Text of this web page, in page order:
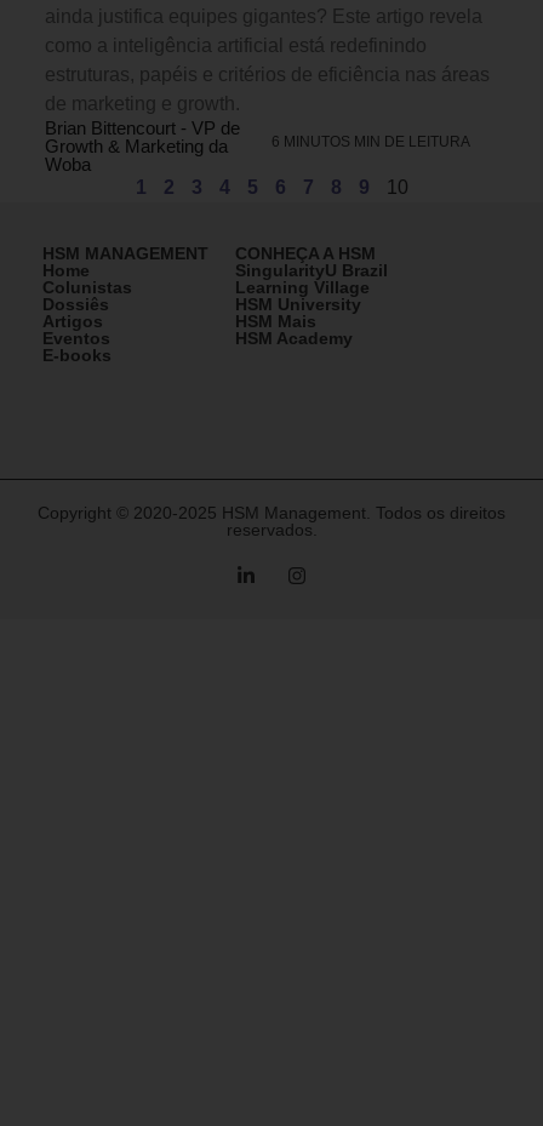
ainda justifica equipes gigantes? Este artigo revela
como a inteligência artificial está redefinindo
estruturas, papéis e critérios de eficiência nas áreas
de marketing e growth.
Brian Bittencourt - VP de
Growth & Marketing da
Woba
6 MINUTOS MIN DE LEITURA
1 2 3 4 5 6 7 8 9 10
HSM MANAGEMENT
Home
Colunistas
Dossiês
Artigos
Eventos
E-books
CONHEÇA A HSM
SingularityU Brazil
Learning Village
HSM University
HSM Mais
HSM Academy
Copyright © 2020-2025 HSM Management. Todos os direitos
reservados.